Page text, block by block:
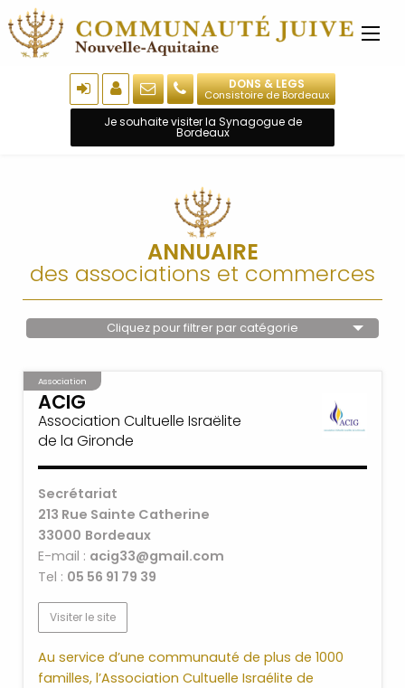
DONS & LEGS
Consistoire de Bordeaux
Je souhaite visiter la Synagogue de
Bordeaux
ANNUAIRE
des associations et commerces
Cliquez pour filtrer par catégorie
Association
ACIG
Association Cultuelle Israëlite
de la Gironde
Secrétariat
213 Rue Sainte Catherine
33000 Bordeaux
E-mail : acig33@gmail.com
Tel : 05 56 91 79 39
Visiter le site
Au service d’une communauté de plus de 1000
familles, l’Association Cultuelle Israélite de